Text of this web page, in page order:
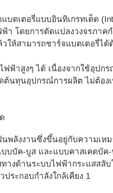
ตเตอรี่แบบอินทิเกรทเต็ด
โดยการดัดแปลงวงจรภาค
ให้สามารถชาร์จแบตเตอรี่ได้
ฟ้าสูงๆ ได้ เนื่องจากใช้อุปก
ต้นทุนอุปกรณ์การผลิต ไม่ต้อ
พลังงานซึ่งขึ้นอยู่กับความเห
บบัค-บูส และแบบคาสเคดบัค
างด้านระบบไฟฟ้ากระแสส
ระกอบกำลังใกล้เคียง 1